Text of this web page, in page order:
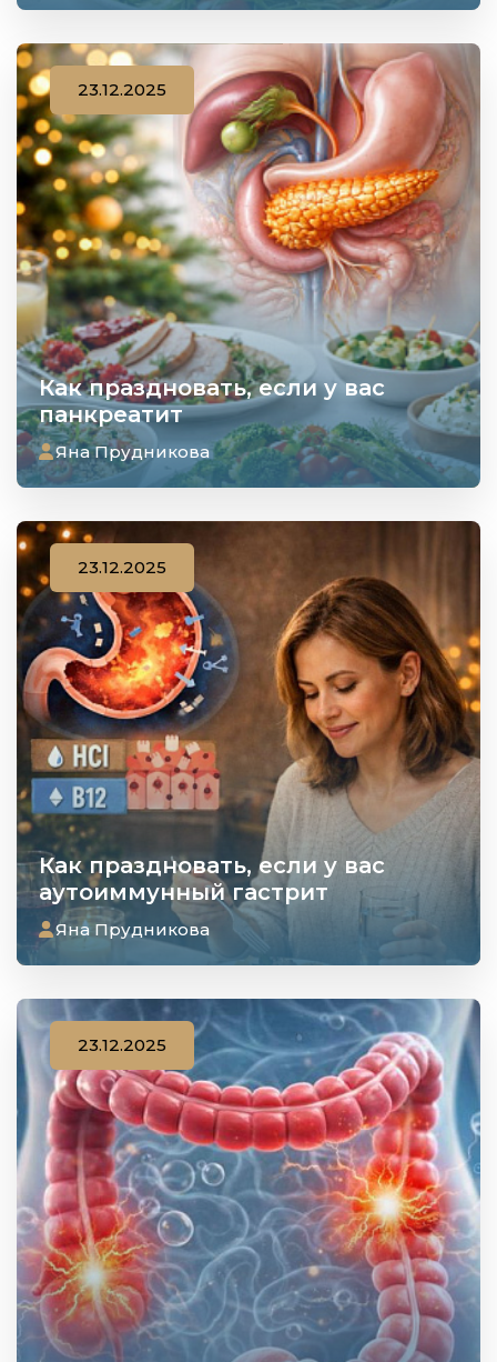
Как праздновать, если у вас
панкреатит
23.12.2025
Яна Прудникова
Как праздновать, если у вас
аутоиммунный гастрит
23.12.2025
Яна Прудникова
23.12.2025